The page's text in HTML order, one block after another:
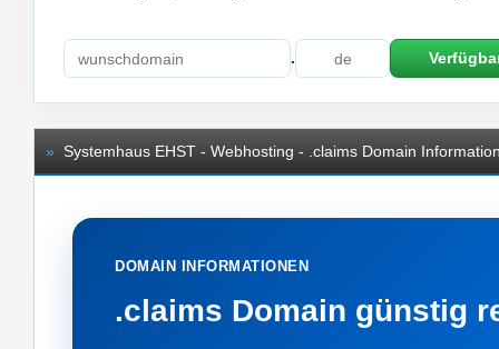
.
» Systemhaus EHST - Webhosting - .claims Domain
DOMAIN INFORMATIONEN
.claims Domain günstig